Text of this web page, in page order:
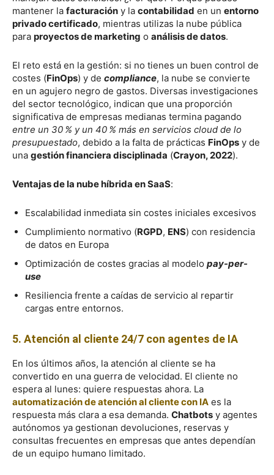
mantener la facturación y la contabilidad en un entorno
privado certificado, mientras utilizas la nube pública
para proyectos de marketing o análisis de datos.
El reto está en la gestión: si no tienes un buen control de
costes (FinOps) y de compliance, la nube se convierte
en un agujero negro de gastos. Diversas investigaciones
del sector tecnológico, indican que una proporción
significativa de empresas medianas termina pagando
entre un 30 % y un 40 % más en servicios cloud de lo
presupuestado, debido a la falta de prácticas FinOps y de
una gestión financiera disciplinada (Crayon, 2022).
Ventajas de la nube híbrida en SaaS:
Escalabilidad inmediata sin costes iniciales excesivos
Cumplimiento normativo (RGPD, ENS) con residencia
de datos en Europa
Optimización de costes gracias al modelo pay-per-
use
Resiliencia frente a caídas de servicio al repartir
cargas entre entornos.
5. Atención al cliente 24/7 con agentes de IA
En los últimos años, la atención al cliente se ha
convertido en una guerra de velocidad. El cliente no
espera al lunes: quiere respuestas ahora. La
automatización de atención al cliente con IA es la
respuesta más clara a esa demanda. Chatbots y agentes
autónomos ya gestionan devoluciones, reservas y
consultas frecuentes en empresas que antes dependían
de un equipo humano limitado.